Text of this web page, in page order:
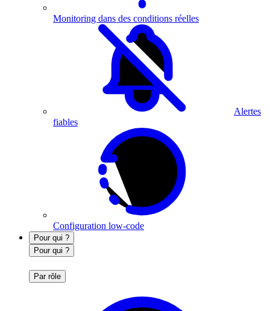
Monitoring dans des conditions réelles
Alertes
fiables
Configuration low-code
Pour qui ?
Pour qui ?
Par rôle